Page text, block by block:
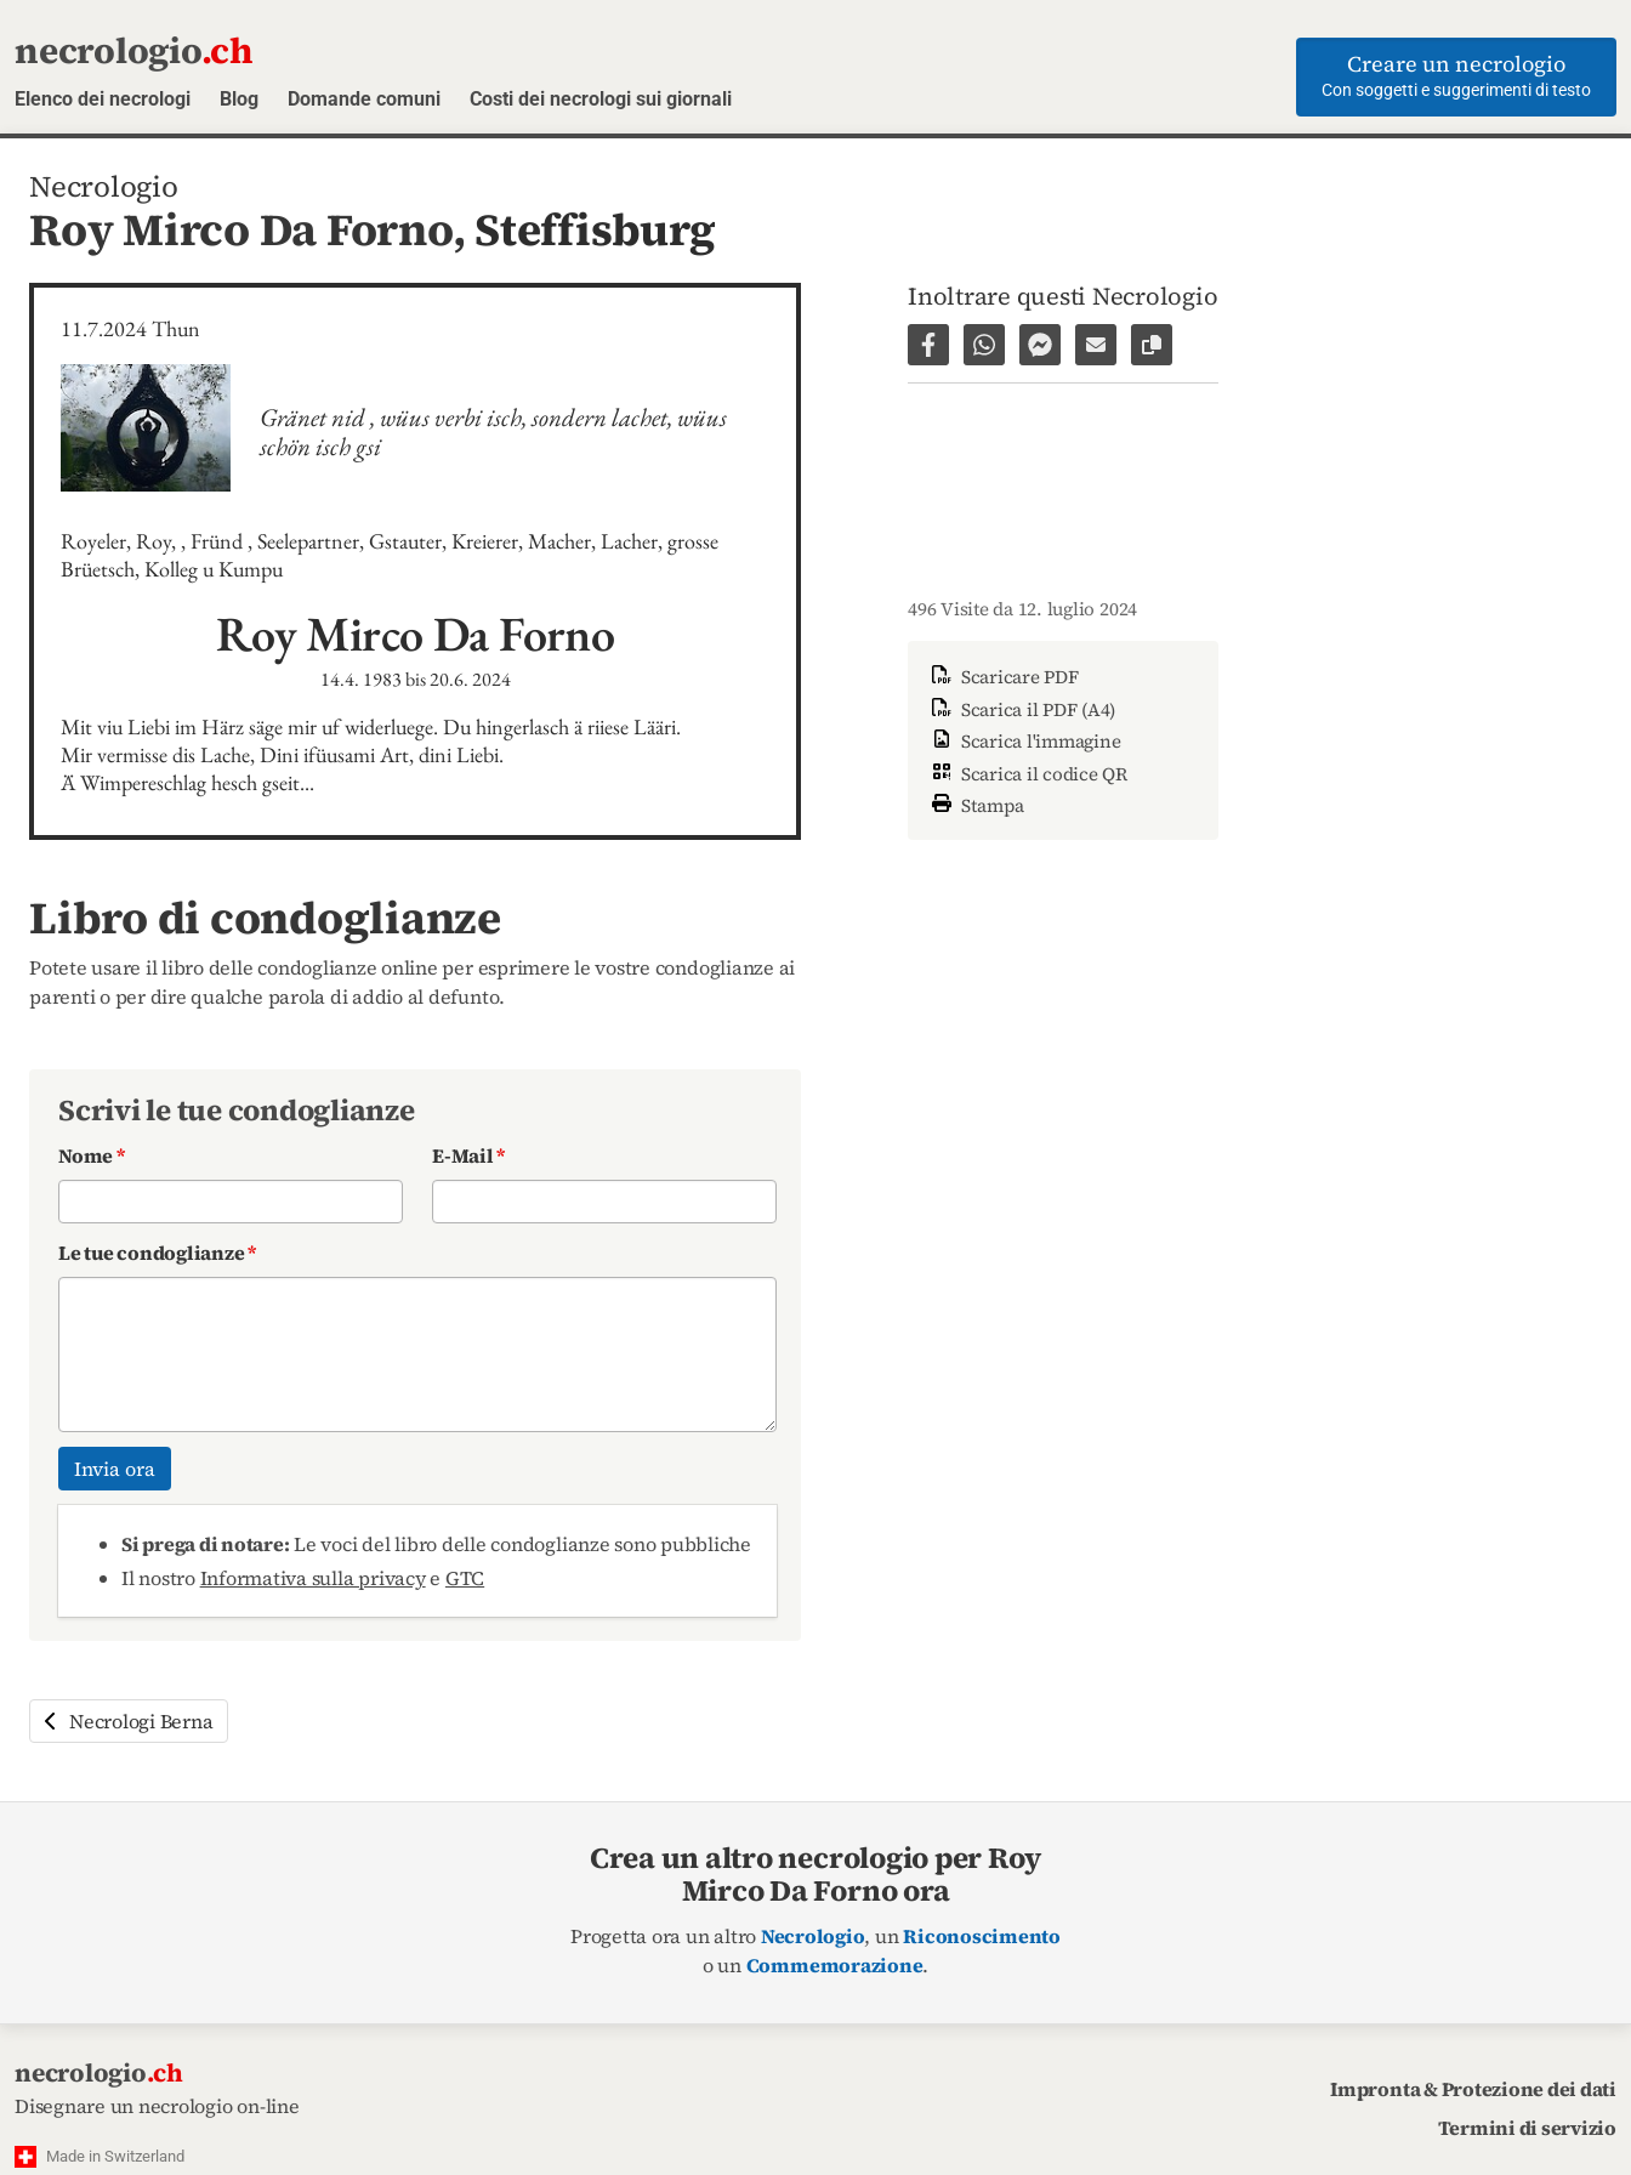
necrologio.ch
Elenco dei necrologi Blog Domande comuni Costi dei necrologi sui giornali
Creare un necrologio
Con soggetti e suggerimenti di testo
Necrologio
Roy Mirco Da Forno, Steffisburg
11.7.2024 Thun
Gränet nid , wüus verbi isch, sondern lachet, wüus
schön isch gsi
Royeler, Roy, , Fründ , Seelepartner, Gstauter, Kreierer, Macher, Lacher, grosse
Brüetsch, Kolleg u Kumpu
Roy MircoDa Forno
14.4. 1983bis20.6. 2024
Mit viu Liebi im Härz säge mir uf widerluege. Du hingerlasch ä riiese Lääri.
Mir vermisse dis Lache, Dini ifüusami Art, dini Liebi.
Ä Wimpereschlag hesch gseit...
Inoltrare questi Necrologio
Condividi su Facebook
Condividi su WhatsApp
Inviare per Facebook Messenger
Inviare per email
Copia il link alla pagina
496 Visite da 12. luglio 2024
Scaricare PDF
Scarica il PDF (A4)
Scarica l'immagine
Scarica il codice QR
Stampa
Libro di condoglianze
Potete usare il libro delle condoglianze online per esprimere le vostre condoglianze ai
parenti o per dire qualche parola di addio al defunto.
Scrivi le tue condoglianze
Nome* E-Mail*
Le tue condoglianze*
Invia ora
Si prega di notare:Le voci del libro delle condoglianze sono pubbliche
Il nostroInformativa sulla privacye GTC
Necrologi Berna
Crea un altro necrologio per Roy
Mirco Da Forno ora
Progetta ora un altroNecrologio, unRiconoscimento
o unCommemorazione.
necrologio.ch
Disegnare un necrologio on-line
Made in Switzerland
Impronta & Protezione dei dati
Termini di servizio